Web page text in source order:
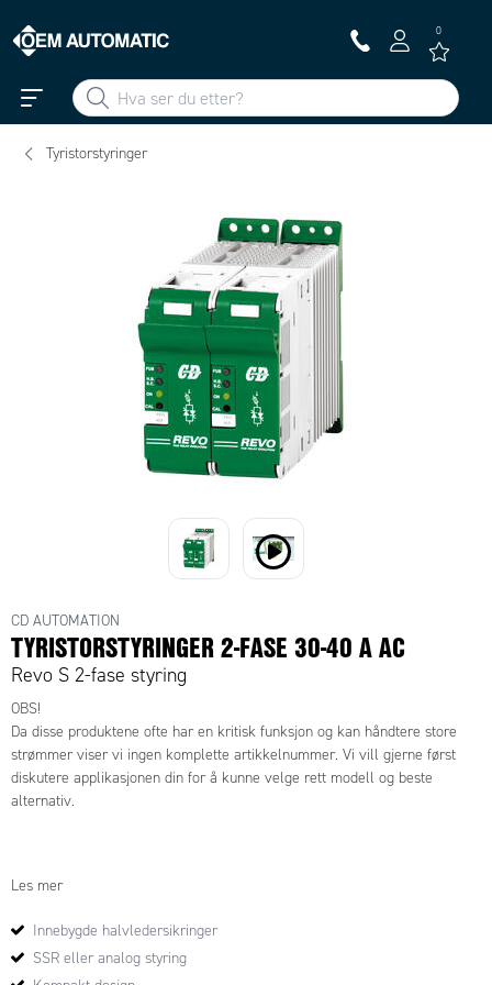
0
Tyristorstyringer
CD AUTOMATION
TYRISTORSTYRINGER 2-FASE 30-40 A AC
Revo S 2-fase styring
OBS!
Da disse produktene ofte har en kritisk funksjon og kan håndtere store
strømmer viser vi ingen komplette artikkelnummer. Vi vill gjerne først
diskutere applikasjonen din for å kunne velge rett modell og beste
alternativ.
transformatorstyrt, IR-varme etc.?)
Antall faser?
Les mer
Innebygde halvledersikringer
SSR eller analog styring